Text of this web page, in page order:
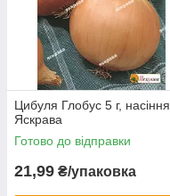
Цибуля Глобус 5 г, насіння
Яскрава
Готово до відправки
21,99 ₴/упаковка